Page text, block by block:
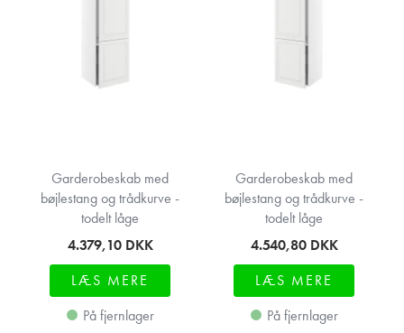
Garderobeskab med
bøjlestang og trådkurve -
todelt låge
4.379,10 DKK
LÆS MERE
På fjernlager
Garderobeskab med
bøjlestang og trådkurve -
todelt låge
4.540,80 DKK
LÆS MERE
På fjernlager